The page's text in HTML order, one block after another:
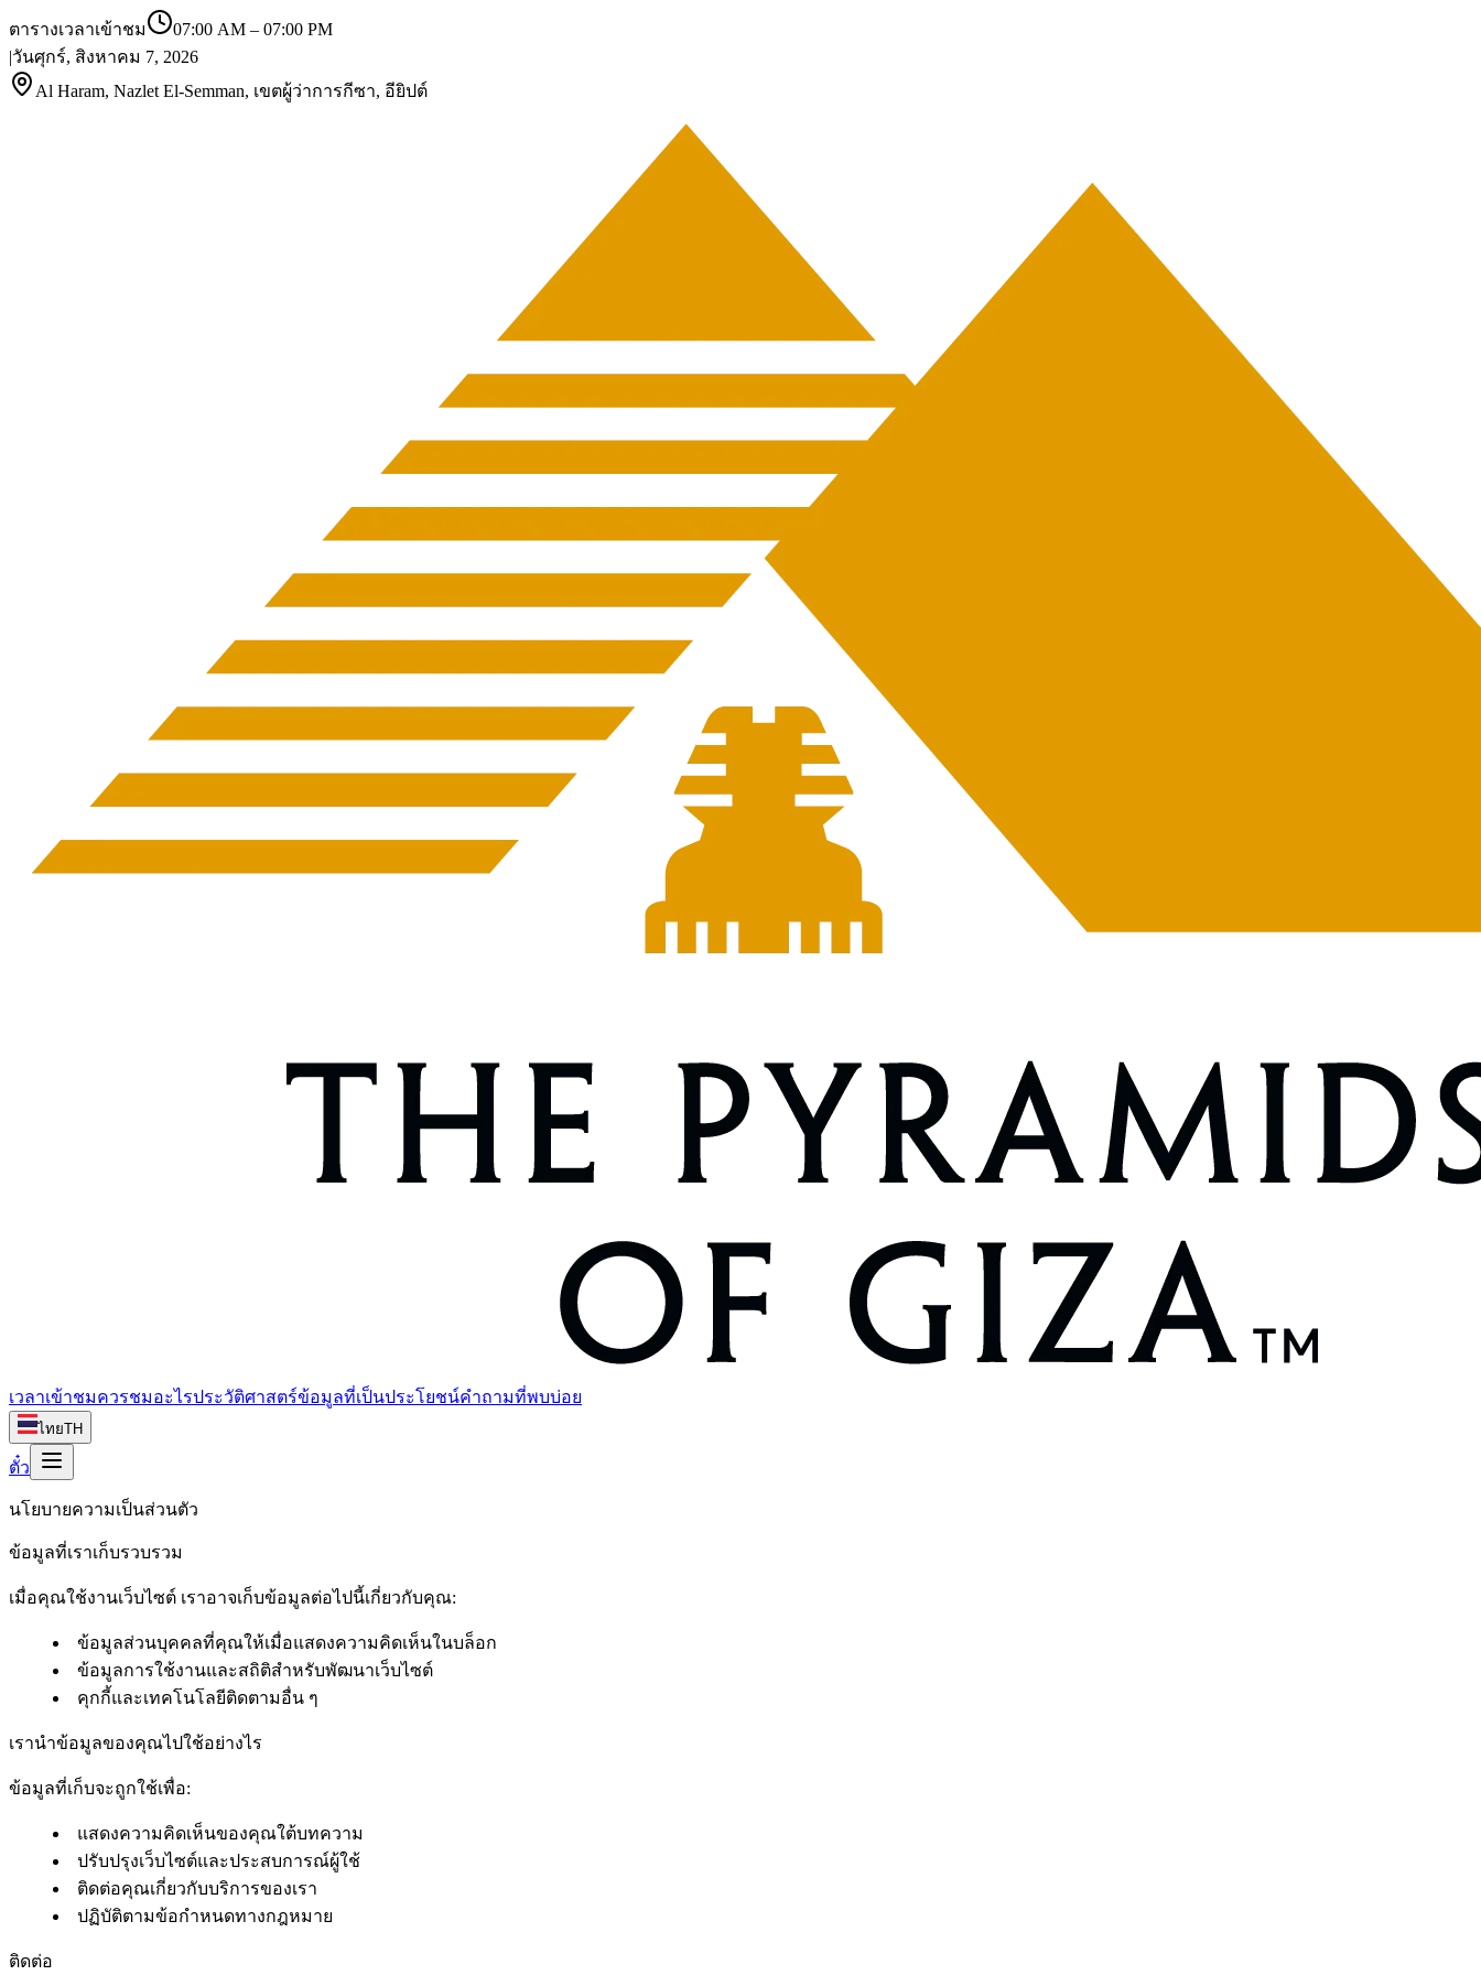
ตารางเวลาเข้าชม 07:00 AM – 07:00 PM
|วันศุกร์, สิงหาคม 7, 2026
Al Haram, Nazlet El-Semman, เขตผู้ว่าการกีซา, อียิปต์
เวลาเข้าชมควรชมอะไรประวัติศาสตร์ข้อมูลที่เป็นประโยชน์คำถามที่พบบ่อย
ไทยTH
ตั๋ว
นโยบายความเป็นส่วนตัว
ข้อมูลที่เราเก็บรวบรวม
เมื่อคุณใช้งานเว็บไซต์ เราอาจเก็บข้อมูลต่อไปนี้เกี่ยวกับคุณ:
ข้อมูลส่วนบุคคลที่คุณให้เมื่อแสดงความคิดเห็นในบล็อก
ข้อมูลการใช้งานและสถิติสำหรับพัฒนาเว็บไซต์
คุกกี้และเทคโนโลยีติดตามอื่น ๆ
เรานำข้อมูลของคุณไปใช้อย่างไร
ข้อมูลที่เก็บจะถูกใช้เพื่อ:
แสดงความคิดเห็นของคุณใต้บทความ
ปรับปรุงเว็บไซต์และประสบการณ์ผู้ใช้
ติดต่อคุณเกี่ยวกับบริการของเรา
ปฏิบัติตามข้อกำหนดทางกฎหมาย
ติดต่อ